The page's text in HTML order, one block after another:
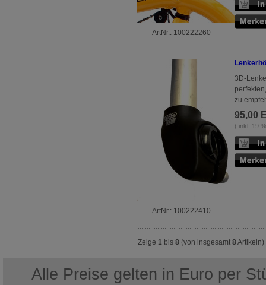
ArtNr.: 100222260
ArtNr.: 100222410
3D-
zu
95,00
( inkl. 19
Zeige 1 bis 8 (von insgesamt 8 Artikeln)
Alle Preise gelten in Euro per